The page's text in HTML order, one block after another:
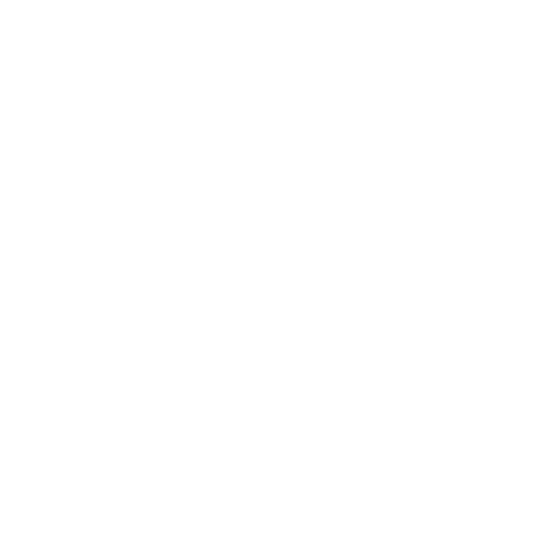
de Casamento em Florianópolis
Festa em Florianópolis
Eventos em Florianópolis
Balneário Camboriú
para Festas São José
Santo Amaro da Imperatriz
Santo Amaro da Imperatriz
Balneário Camboriú